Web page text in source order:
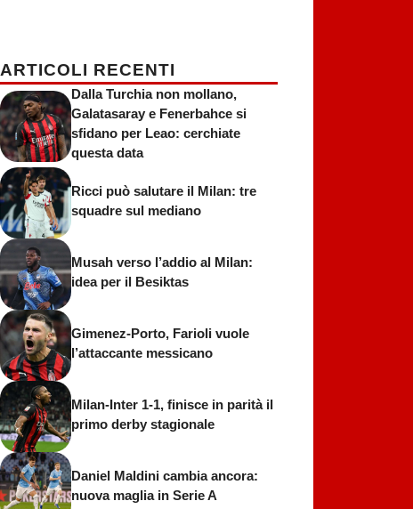
ARTICOLI RECENTI
Dalla Turchia non mollano,
Galatasaray e Fenerbahce si
sfidano per Leao: cerchiate
questa data
Ricci può salutare il Milan: tre
squadre sul mediano
Musah verso l’addio al Milan:
idea per il Besiktas
Gimenez-Porto, Farioli vuole
l’attaccante messicano
Milan-Inter 1-1, finisce in parità il
primo derby stagionale
Daniel Maldini cambia ancora:
nuova maglia in Serie A